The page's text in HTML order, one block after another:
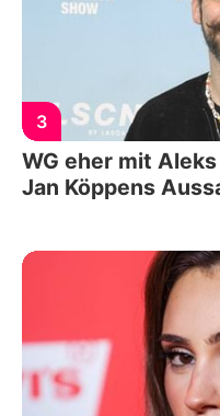
3
WG eher mit
Jan Köppens